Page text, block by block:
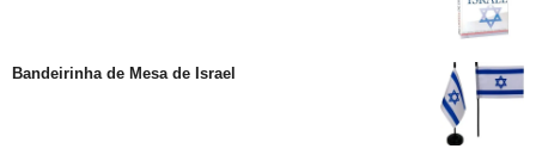
Bandeirinha de Mesa de Israel